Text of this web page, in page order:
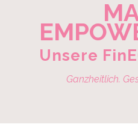
Unsere
Ganzheitlich.